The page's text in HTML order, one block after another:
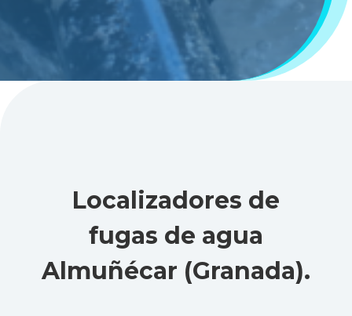
Localizadores de
fugas de agua
Almuñécar (Granada).